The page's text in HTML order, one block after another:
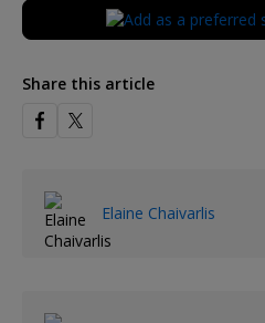
Share this article
Elaine Chaivarlis